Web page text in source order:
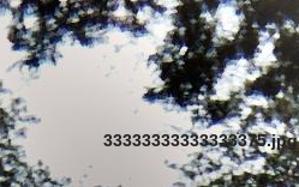
33333333333333375.jpg